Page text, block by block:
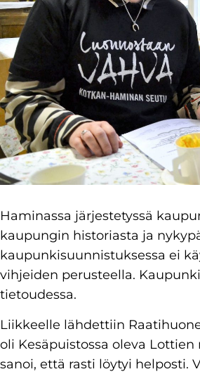
Haminassa järjestetyssä
kaupungin historiasta ja
kaupunkisuunnistuksessa ei
vihjeiden perusteella.
tietoudessa.
Liikkeelle lähdettiin
oli Kesäpuistossa oleva
sanoi, että rasti löytyi helposti.